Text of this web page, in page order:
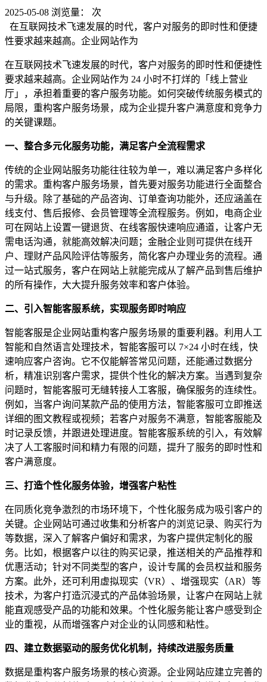
2025-05-08 浏览量：
次
在互联网技术飞速发展的时代，客户对服务的即时性和便捷
性要求越来越高。企业网站作为
在互联网技术飞速发展的时代，客户对服务的即时性和便捷性
要求越来越高。企业网站作为 24 小时不打烊的「线上营业
厅」，承担着重要的客户服务功能。如何突破传统服务模式的
局限，重构客户服务场景，成为企业提升客户满意度和竞争力
的关键课题。
一、整合多元化服务功能，满足客户全流程需求
传统的企业网站服务功能往往较为单一，难以满足客户多样化
的需求。重构客户服务场景，首先要对服务功能进行全面整合
与升级。除了基础的产品咨询、订单查询功能外，还应涵盖在
线支付、售后报修、会员管理等全流程服务。例如，电商企业
可在网站上设置一键退货、在线客服快速响应通道，让客户无
需电话沟通，就能高效解决问题；金融企业则可提供在线开
户、理财产品风险评估等服务，简化客户办理业务的流程。通
过一站式服务，客户在网站上就能完成从了解产品到售后维护
的所有操作，大大提升服务效率和客户体验。
二、引入智能客服系统，实现服务即时响应
智能客服是企业网站重构客户服务场景的重要利器。利用人工
智能和自然语言处理技术，智能客服可以 7×24 小时在线，快
速响应客户咨询。它不仅能解答常见问题，还能通过数据分
析，精准识别客户需求，提供个性化的解决方案。当遇到复杂
问题时，智能客服可无缝转接人工客服，确保服务的连续性。
例如，当客户询问某款产品的使用方法，智能客服可立即推送
详细的图文教程或视频；若客户对服务不满意，智能客服能及
时记录反馈，并跟进处理进度。智能客服系统的引入，有效解
决了人工客服时间和精力有限的问题，提升了服务的即时性和
客户满意度。
三、打造个性化服务体验，增强客户粘性
在同质化竞争激烈的市场环境下，个性化服务成为吸引客户的
关键。企业网站可通过收集和分析客户的浏览记录、购买行为
等数据，深入了解客户偏好和需求，为客户提供定制化的服
务。比如，根据客户以往的购买记录，推送相关的产品推荐和
优惠活动；针对不同类型的客户，设计专属的会员权益和服务
方案。此外，还可利用虚拟现实（VR）、增强现实（AR）等
技术，为客户打造沉浸式的产品体验场景，让客户在网站上就
能直观感受产品的功能和效果。个性化服务能让客户感受到企
业的重视，从而增强客户对企业的认同感和粘性。
四、建立数据驱动的服务优化机制，持续改进服务质量
数据是重构客户服务场景的核心资源。企业网站应建立完善的